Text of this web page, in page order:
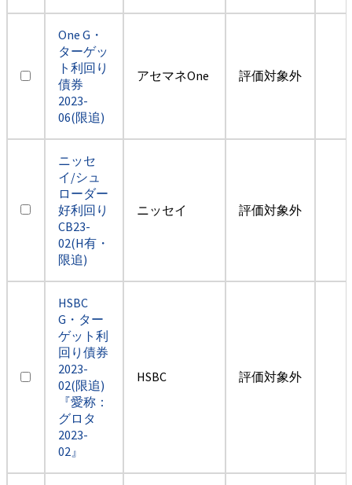
One G・
ターゲッ
ト利回り
債券
2023-
06(限追)
アセマネOne 評価対象外
ニッセ
イ/シュ
ローダー
好利回り
CB23-
02(H有・
限追)
ニッセイ 評価対象外
HSBC
G・ター
ゲット利
回り債券
2023-
02(限追)
『愛称：
グロタ
2023-
02』
HSBC 評価対象外